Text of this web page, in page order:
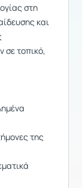
στη
και
σε τοπικό,
της